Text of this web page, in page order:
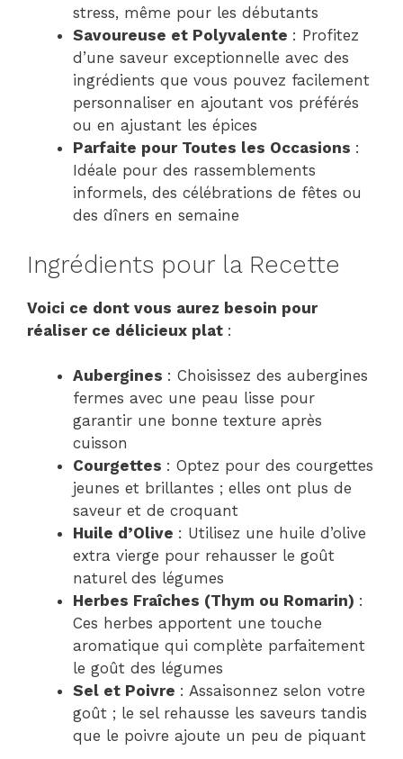
stress, même pour les débutants
Savoureuse et Polyvalente : Profitez
d’une saveur exceptionnelle avec des
ingrédients que vous pouvez facilement
personnaliser en ajoutant vos préférés
ou en ajustant les épices
Parfaite pour Toutes les Occasions :
Idéale pour des rassemblements
informels, des célébrations de fêtes ou
des dîners en semaine
Ingrédients pour la Recette
Voici ce dont vous aurez besoin pour
réaliser ce délicieux plat :
Aubergines : Choisissez des aubergines
fermes avec une peau lisse pour
garantir une bonne texture après
cuisson
Courgettes : Optez pour des courgettes
jeunes et brillantes ; elles ont plus de
saveur et de croquant
Huile d’Olive : Utilisez une huile d’olive
extra vierge pour rehausser le goût
naturel des légumes
Herbes Fraîches (Thym ou Romarin) :
Ces herbes apportent une touche
aromatique qui complète parfaitement
le goût des légumes
Sel et Poivre : Assaisonnez selon votre
goût ; le sel rehausse les saveurs tandis
que le poivre ajoute un peu de piquant